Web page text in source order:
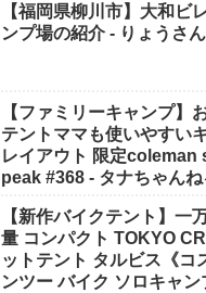
【福岡県柳川市】大和ビ
ンプ場の紹介 - りょうさん
【ファミリーキャンプ】
テントママも使いやすい
レイアウト 限定coleman
peak #368 - タナちゃん
【新作バイクテント】一
量 コンパクト TOKYO
ットテント タルビス《コ
ンツー バイク ソロキャン